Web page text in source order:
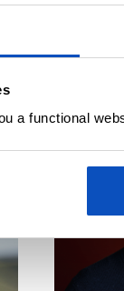
a functional
Lars
er full